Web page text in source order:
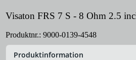
Visaton FRS 7 S - 8 Ohm 2.5
Produktnr.: 9000-0139-4548
Produktinformation